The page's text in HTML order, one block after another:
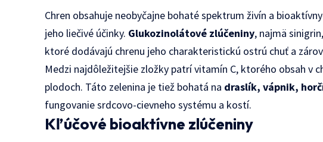
Chren obsahuje neobyčajne bohaté spektrum živín a
jeho liečivé účinky. Glukozinolátové zlúčeniny, najmä
ktoré dodávajú chrenu jeho charakteristickú ostrú chuť a
Medzi najdôležitejšie zložky patrí vitamín C, ktorého obsah v
plodoch. Táto zelenina je tiež bohatá na draslík, vápnik,
fungovanie srdcovo-cievneho systému a kostí.
Kľúčové bioaktívne zlúčeniny